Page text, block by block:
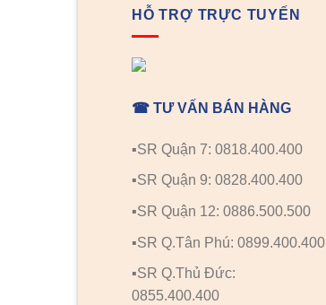
HỖ TRỢ TRỰC TUYẾN
☎ TƯ VẤN BÁN HÀNG
▪️SR Quận 7: 0818.400.400
▪️SR Quận 9: 0828.400.400
▪️SR Quận 12: 0886.500.500
▪️SR Q.Tân Phú: 0899.400.400
▪️SR Q.Thủ Đức:
0855.400.400